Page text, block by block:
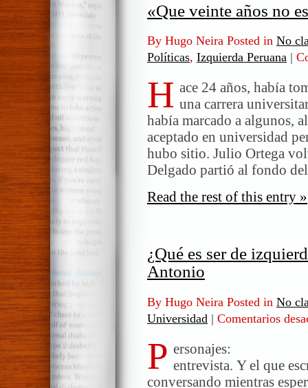
«Que veinte años no
By Hugo Neira Posted in No
Políticas, Izquierda Peruana |
H ace 24 años, había
una carrera
había marcado a algunos,
aceptado en universidad
hubo sitio. Julio Ortega
Delgado partió al fondo
Read the rest of this entry »
¿Qué es ser de
Antonio
By Hugo Neira Posted in No
Universidad | Comentarios
P ersonajes:
entrevista. Y el que
conversando mientras